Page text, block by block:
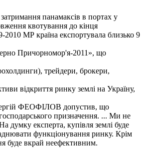
панамаксів в портах у
квотування до кінця
2010 МР країна експортувала близько 9
Причорномор'я-2011», що
трейдери, брокери,
відкриття ринку землі на Україну,
Сергій ФЕОФІЛОВ допустив, що
призначення. ... Ми не
думку експерта, купівля землі буде
функціонування ринку. Крім
буде вкрай неефективним.